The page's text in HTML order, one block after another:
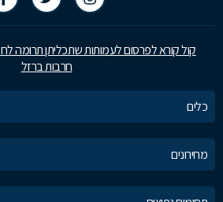
קול קורא לפרסום לעמותות שתכליתן תרומה
חרבות ברזל
כלים
מחירונים